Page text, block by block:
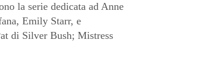
la serie dedicata ad Anne
Emily Starr, e
di Silver Bush; Mistress